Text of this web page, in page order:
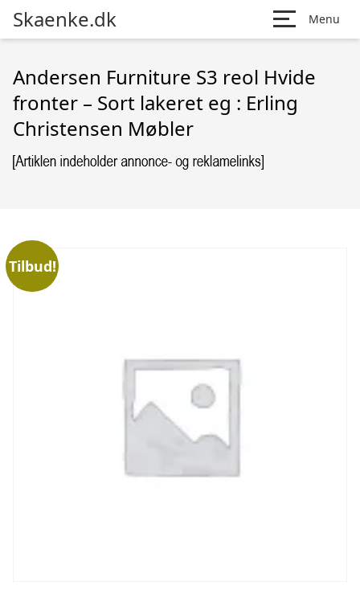
Skaenke.dk Menu
Andersen Furniture S3 reol Hvide
fronter – Sort lakeret eg : Erling
Christensen Møbler
Tilbud!